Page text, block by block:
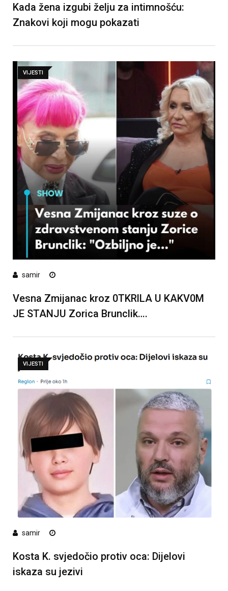
Kada žena izgubi želju za intimnošću:
Znakovi koji mogu pokazati
VIJESTI
samir
Vesna Zmijanac kroz 0TKRlLA U KAKV0M
JE STANJU Zorica Brunclik….
VIJESTI
samir
Kosta K. svjedočio protiv oca: Dijelovi
iskaza su jezivi